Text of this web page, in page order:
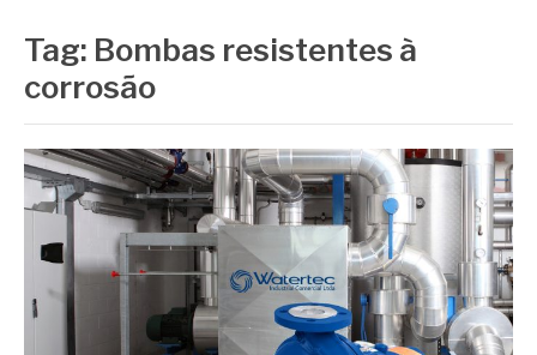
Tag: Bombas resistentes à
corrosão